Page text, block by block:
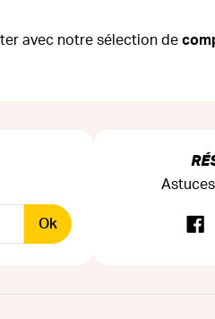
avec notre sélection de
Ok